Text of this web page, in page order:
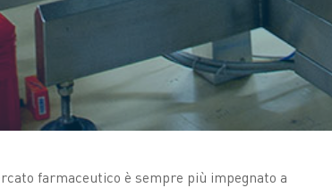
farmaceutico è sempre più impegnato a